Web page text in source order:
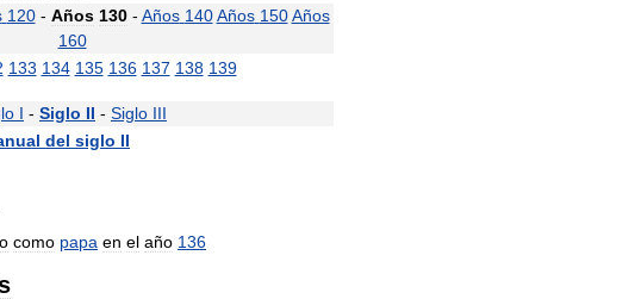
120- Años 130- Años 140 Años 150 Años
160
133 134 135 136 137 138 139
I - Siglo II - Siglo III
del siglo II
como papa en el año 136